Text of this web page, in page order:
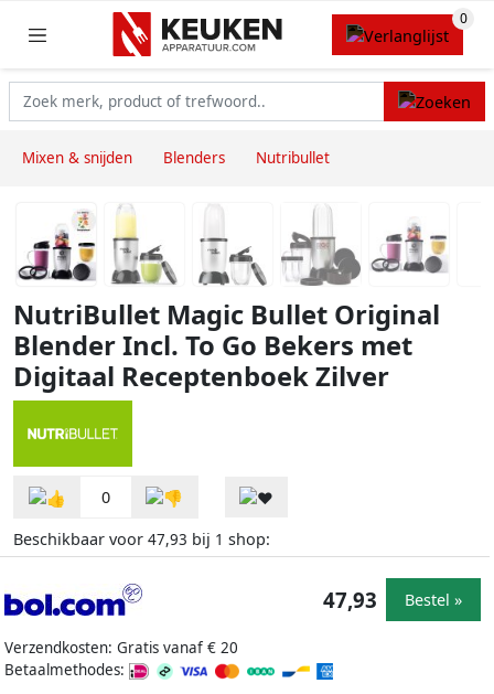
Mixen & snijden Blenders Nutribullet
NutriBullet Magic Bullet Original
Blender Incl. To Go Bekers met
Digitaal Receptenboek Zilver
0
Beschikbaar voor 47,93 bij 1 shop:
Verzendkosten: Gratis vanaf € 20
Betaalmethodes:
47,93 Bestel »